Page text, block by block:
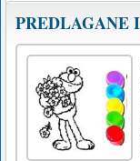
PREDLAGANE